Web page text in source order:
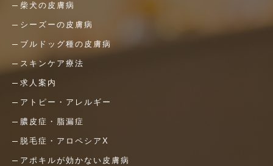
柴犬の皮膚病
シーズーの皮膚病
ブルドッグ種の皮膚病
スキンケア療法
求人案内
アトピー・アレルギー
膿皮症・脂漏症
脱毛症・アロペシアX
アポキルが効かない皮膚病